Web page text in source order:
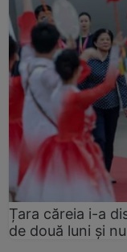
Țara căreia i-a
de două luni și